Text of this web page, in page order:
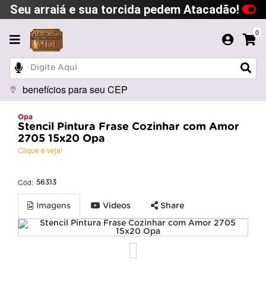
Seu arraiá e sua torcida pedem Atacadão!
0
benefícios para seu CEP
Opa
Stencil Pintura Frase Cozinhar com Amor
2705 15x20 Opa
Clique e veja!
Cód: 56313
Imagens Videos Share